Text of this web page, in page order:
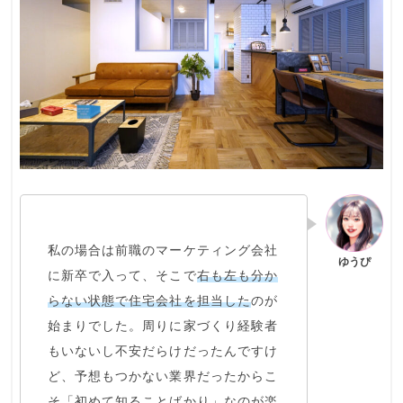
私の場合は前職のマーケティング会社
に新卒で入って、そこで右も左も分か
らない状態で住宅会社を担当したのが
始まりでした。周りに家づくり経験者
もいないし不安だらけだったんですけ
ど、予想もつかない業界だったからこ